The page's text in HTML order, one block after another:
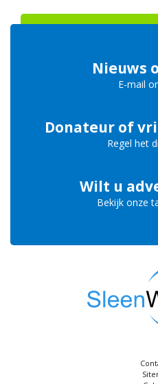
Nieuws
E-mail
Donateur of
Regel het
Wilt u
Bekijk onze